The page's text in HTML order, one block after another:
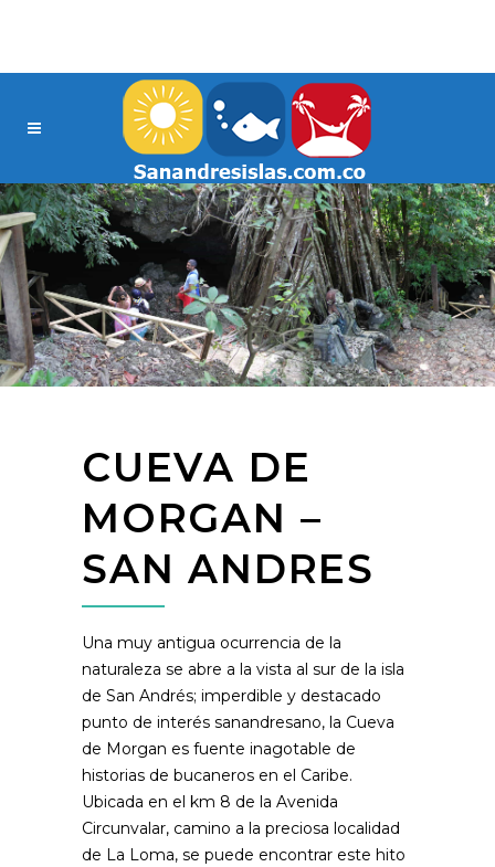
CUEVA DE
MORGAN –
SAN ANDRES
Una muy antigua ocurrencia de la
naturaleza se abre a la vista al sur de la isla
de San Andrés; imperdible y destacado
punto de interés sanandresano, la Cueva
de Morgan es fuente inagotable de
historias de bucaneros en el Caribe.
Ubicada en el km 8 de la Avenida
Circunvalar, camino a la preciosa localidad
de La Loma, se puede encontrar este hito